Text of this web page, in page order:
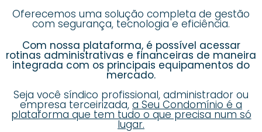
Oferecemos uma solução completa de gestão
com segurança, tecnologia e eficiência.
Com nossa plataforma, é possível acessar
rotinas administrativas e financeiras de maneira
integrada com os principais equipamentos do
mercado.
Seja você síndico profissional, administrador ou
empresa terceirizada, a Seu Condomínio é a
plataforma que tem tudo o que precisa num só
lugar.